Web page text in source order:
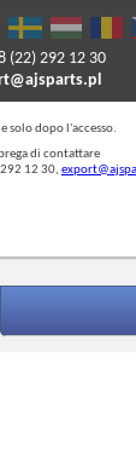
(22) 292 12 30
solo dopo l'accesso.
di contattare
12 30,